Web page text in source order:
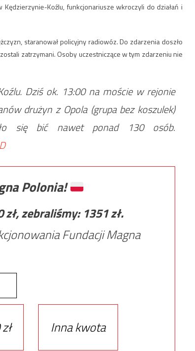
Koźlu, funkcjonariusze wkroczyli do działań i
staranował policyjny radiowóz. Do zdarzenia doszło
zatrzymani. Osoby uczestniczące w tym zdarzeniu nie
Dziś ok. 13:00 na moście w rejonie
drużyn z Opola (grupa bez koszulek)
się bić nawet ponad 130 osób.
Polonia!
zł, zebraliśmy: 1351zł.
Fundacji Magna
Inna kwota